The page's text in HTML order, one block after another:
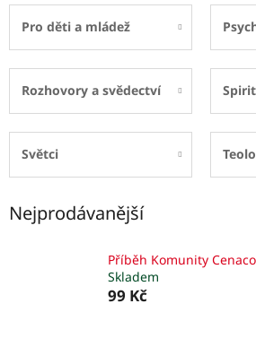
Pro děti a mládež
Rozhovory a svědectví
Světci
Nejprodávanější
Příběh Komunity
Skladem
99 Kč